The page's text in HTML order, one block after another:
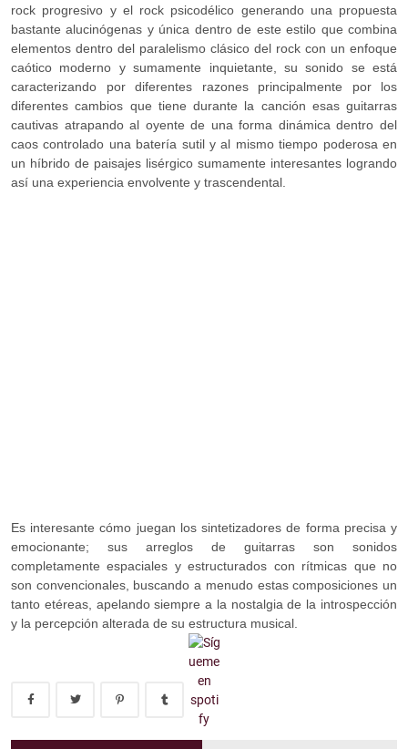
rock progresivo y el rock psicodélico generando una propuesta
bastante alucinógenas y única dentro de este estilo que combina
elementos dentro del paralelismo clásico del rock con un enfoque
caótico moderno y sumamente inquietante, su sonido se está
caracterizando por diferentes razones principalmente por los
diferentes cambios que tiene durante la canción esas guitarras
cautivas atrapando al oyente de una forma dinámica dentro del
caos controlado una batería sutil y al mismo tiempo poderosa en
un híbrido de paisajes lisérgico sumamente interesantes logrando
así una experiencia envolvente y trascendental.
Es interesante cómo juegan los sintetizadores de forma precisa y
emocionante; sus arreglos de guitarras son sonidos
completamente espaciales y estructurados con rítmicas que no
son convencionales, buscando a menudo estas composiciones un
tanto etéreas, apelando siempre a la nostalgia de la introspección
y la percepción alterada de su estructura musical.